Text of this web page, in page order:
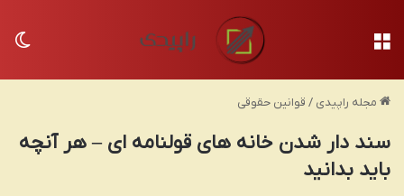
مجله راپیدی / قوانین حقوقی
سند دار شدن خانه های قولنامه ای – هر آنچه
باید بدانید